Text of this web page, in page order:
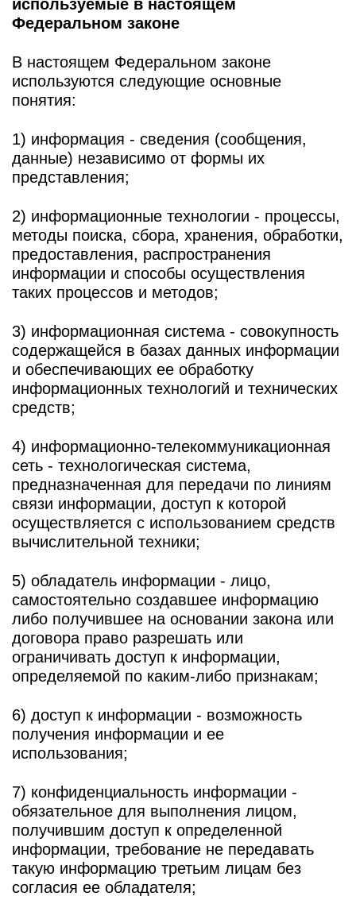
используемые в настоящем
Федеральном законе
В настоящем Федеральном законе
используются следующие основные
понятия:
1) информация - сведения (сообщения,
данные) независимо от формы их
представления;
2) информационные технологии - процессы,
методы поиска, сбора, хранения, обработки,
предоставления, распространения
информации и способы осуществления
таких процессов и методов;
3) информационная система - совокупность
содержащейся в базах данных информации
и обеспечивающих ее обработку
информационных технологий и технических
средств;
4) информационно-телекоммуникационная
сеть - технологическая система,
предназначенная для передачи по линиям
связи информации, доступ к которой
осуществляется с использованием средств
вычислительной техники;
5) обладатель информации - лицо,
самостоятельно создавшее информацию
либо получившее на основании закона или
договора право разрешать или
ограничивать доступ к информации,
определяемой по каким-либо признакам;
6) доступ к информации - возможность
получения информации и ее
использования;
7) конфиденциальность информации -
обязательное для выполнения лицом,
получившим доступ к определенной
информации, требование не передавать
такую информацию третьим лицам без
согласия ее обладателя;